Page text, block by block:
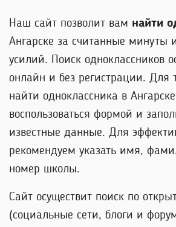
Наш сайт позволит вам найти
Ангарске за считанные минуты
усилий. Поиск одноклассников
онлайн и без регистрации. Для
найти одноклассника в
воспользоваться формой и
известные данные. Для
рекомендуем указать имя,
номер школы.
Сайт осуществит поиск по
(социальные сети, блоги и